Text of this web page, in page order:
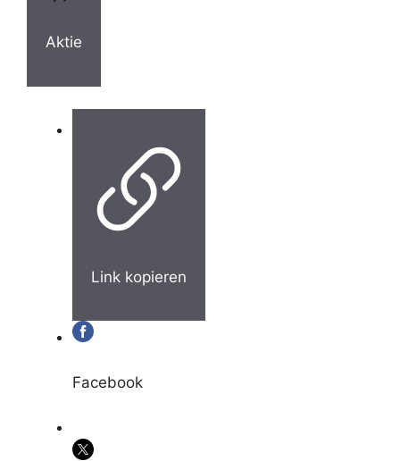
Aktie
Link kopieren
Facebook